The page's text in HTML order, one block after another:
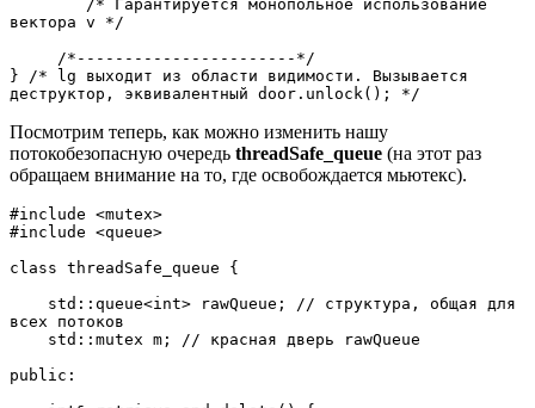
вектора v */
} /* lg выходит из области видимости. Вызывается
деструктор, эквивалентный door.unlock(); */
Посмотрим теперь, как можно изменить нашу
потокобезопасную очередь threadSafe_queue (на этот раз
обращаем внимание на то, где освобождается мьютекс).
#include <mutex>
#include <queue>
class threadSafe_queue {
всех потоков
public: